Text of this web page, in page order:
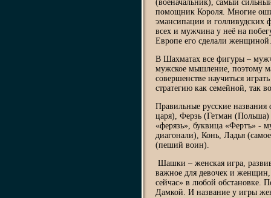
(военачальник), самый
помощник Короля. Многие
эмансипации и голливудских
всех и мужчина у неё на
Европе его сделали женщиной.
В Шахматах все фигуры –
мужское мышление, поэтому
совершенстве научиться
стратегию как семейной, так
Правильные русские
царя), Ферзь (Гетман (Польша)
«ферязь», буквица «Фертъ» -
диагонали), Конь, Ладья
(пеший воин).
Шашки – женская игра,
важное для девочек и женщин,
сейчас» в любой обстановке.
Дамкой. И название у игры